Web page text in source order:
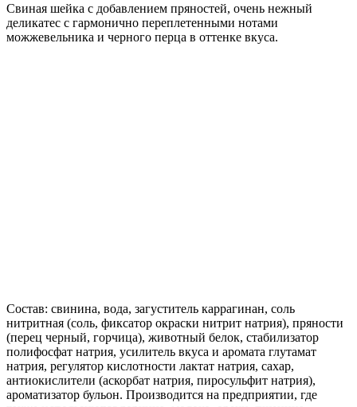
Свиная шейка с добавлением пряностей, очень нежный
деликатес с гармонично переплетенными нотами
можжевельника и черного перца в оттенке вкуса.
Состав: свинина, вода, загуститель каррагинан, соль
нитритная (соль, фиксатор окраски нитрит натрия), пряности
(перец черный, горчица), животный белок, стабилизатор
полифосфат натрия, усилитель вкуса и аромата глутамат
натрия, регулятор кислотности лактат натрия, сахар,
антиокислители (аскорбат натрия, пиросульфит натрия),
ароматизатор бульон. Производится на предприятии, где